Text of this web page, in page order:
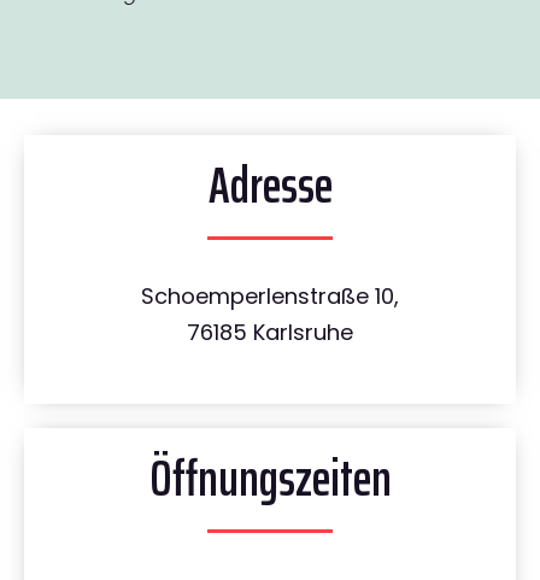
Adresse
Schoemperlenstraße 10,
76185 Karlsruhe
Öffnungszeiten